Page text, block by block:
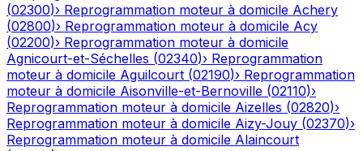
(02300)› Reprogrammation moteur à domicile Achery
(02800)› Reprogrammation moteur à domicile Acy
(02200)› Reprogrammation moteur à domicile
Agnicourt-et-Séchelles (02340)› Reprogrammation
moteur à domicile Aguilcourt (02190)› Reprogrammation
moteur à domicile Aisonville-et-Bernoville (02110)›
Reprogrammation moteur à domicile Aizelles (02820)›
Reprogrammation moteur à domicile Aizy-Jouy (02370)›
Reprogrammation moteur à domicile Alaincourt